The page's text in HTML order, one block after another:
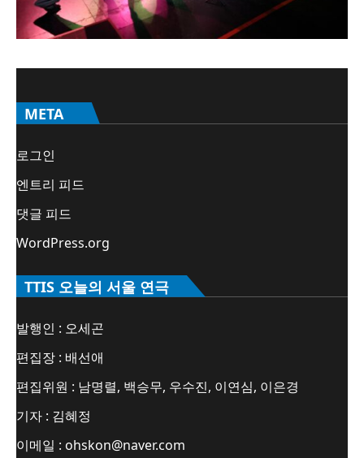
META
로그인
엔트리 피드
댓글 피드
WordPress.org
TTIS 오늘의 서울 연극
발행인 : 오세곤
편집장 : 배선애
편집위원 : 남명렬, 백승무, 우수진, 이연심, 이은경
기자 : 김혜정
이메일 : ohskon@naver.com